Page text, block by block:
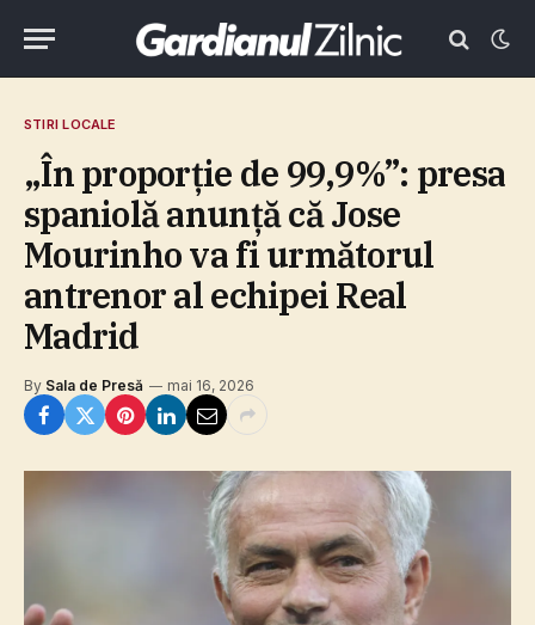
STIRI LOCALE
„În proporţie de 99,9%”: presa
spaniolă anunţă că Jose
Mourinho va fi următorul
antrenor al echipei Real
Madrid
By Sala de Presă mai 16, 2026